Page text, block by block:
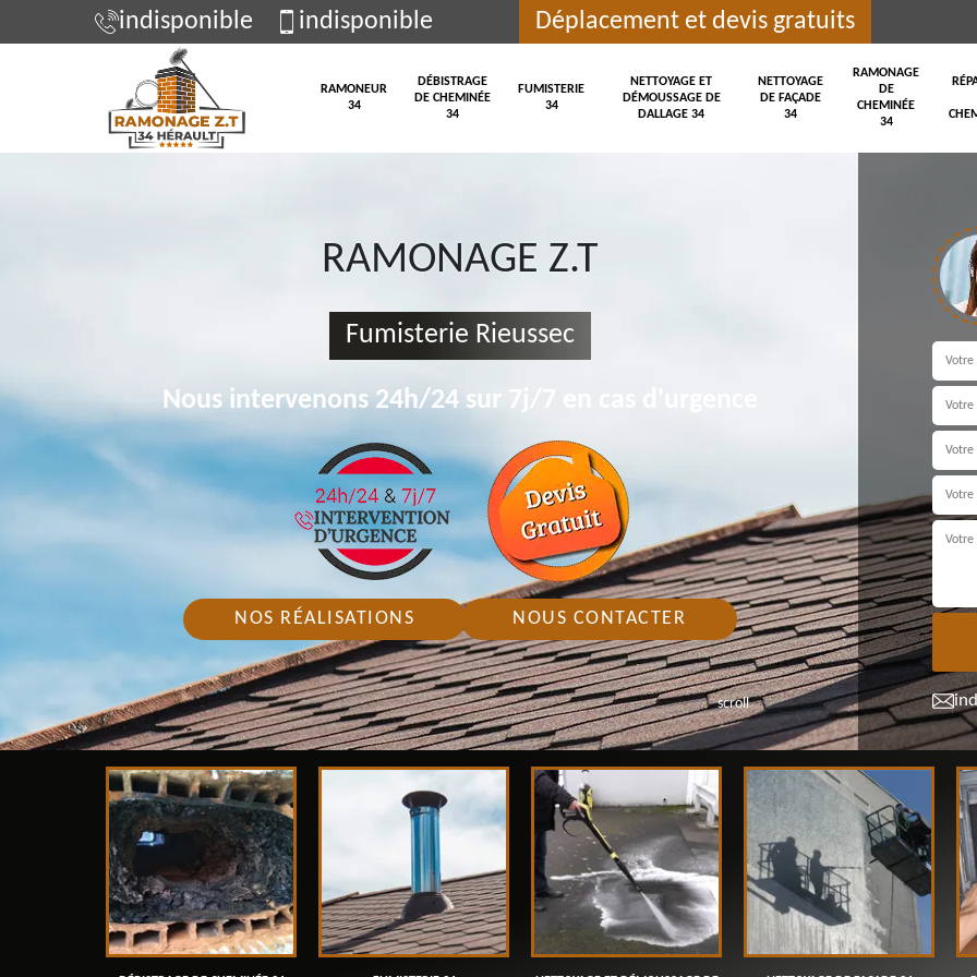
indisponible indisponible Déplacement et devis gratuits
RAMONEUR
34
DÉBISTRAGE
DE CHEMINÉE
34
FUMISTERIE
34
NETTOYAGE ET
DÉMOUSSAGE DE
DALLAGE 34
NETTOYAGE
DE FAÇADE
34
RAMONAGE
DE
CHEMINÉE
34
scroll
RAMONAGE Z.T
Fumisterie Rieussec
Nous intervenons 24h/24 sur 7j/7 en cas d'urgence
NOS RÉALISATIONS NOUS CONTACTER